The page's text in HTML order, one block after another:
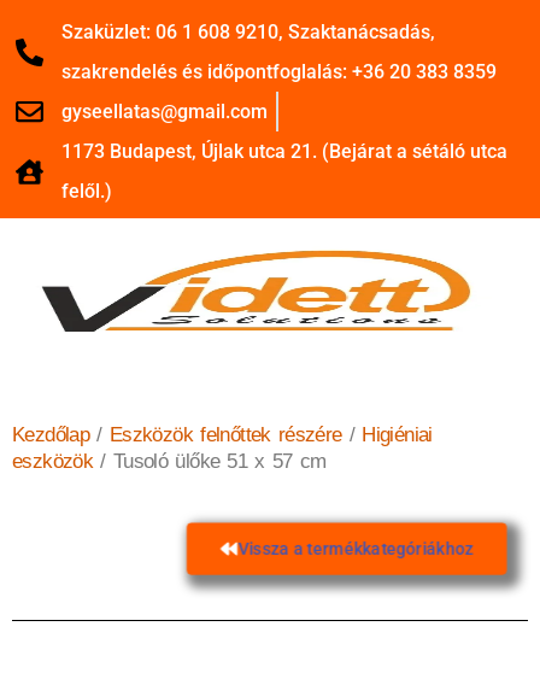
Szaküzlet: 06 1 608 9210, Szaktanácsadás,
szakrendelés és időpontfoglalás: +36 20 383 8359
gyseellatas@gmail.com
1173 Budapest, Újlak utca 21. (Bejárat a sétáló utca
felől.)
Kezdőlap/ Eszközök felnőttek részére/ Higiéniai
eszközök/ Tusoló ülőke 51 x 57 cm
Vissza a termékkategóriákhoz